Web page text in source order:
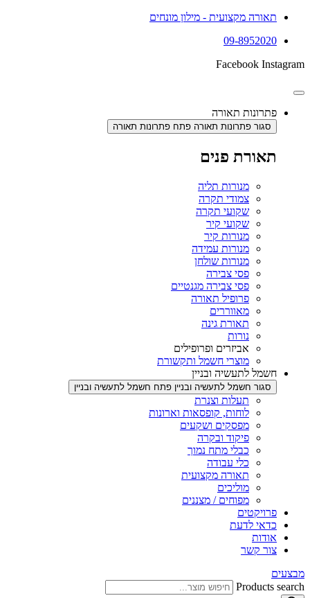
תאורה מקצועית - מילון מונחים
09-8952020
Facebook Instagram
פתרונות תאורה
סגור פתרונות תאורה פתח פתרונות תאורה
תאורת פנים
מנורות תליה
צמודי תקרה
שקועי תקרה
שקועי קיר
מנורות קיר
מנורות עמידה
מנורות שולחן
פסי צבירה
פסי צבירה מגנטיים
פרופיל תאורה
מאווררים
תאורת גינה
נורות
אביזרים ופרופילים
מוצרי חשמל ותקשורת
חשמל לתעשיה ובניין
סגור חשמל לתעשיה ובניין פתח חשמל לתעשיה ובניין
תעלות וצנרת
לוחות, קופסאות וארונות
מפסקים ושקעים
פיקוד ובקרה
כבלי מתח נמוך
כלי עבודה
תאורה מקצועית
מוליכים
מפוחים / מצננים
פרויקטים
כדאי לדעת
אודות
צור קשר
מבצעים
Products search